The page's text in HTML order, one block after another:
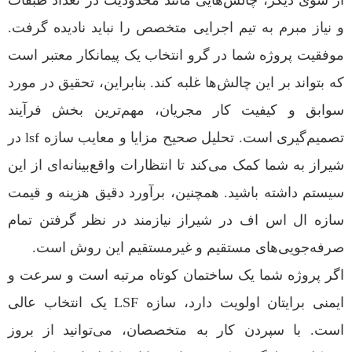
و نیاز مبرم به تیم اجرایی متخصص را نباید نادیده گرفت.
موفقیت پروژه شما در گرو انتخاب یک پیمانکار معتبر است
که بتواند بر این چالش‌ها غلبه کند. بنابراین، تحقیق در مورد
سوابق و کیفیت کار مجریان، مهم‌ترین بخش فرآیند
تصمیم‌گیری است. تحلیل صحیح مزایا و معایب سازه lsf در
شیراز به شما کمک می‌کند تا انتظارات واقع‌بینانه‌ای از این
سیستم داشته باشید. همچنین، برآورد دقیق هزینه و قیمت
سازه ال اس اف در شیراز نیازمند در نظر گرفتن تمام
صرفه‌جویی‌های مستقیم و غیرمستقیم این روش است.
اگر پروژه شما یک ساختمان کوتاه مرتبه است و سرعت و
ایمنی برایتان اولویت دارد، سازه LSF یک انتخاب عالی
است. با سپردن کار به متخصصان، می‌توانید از بروز